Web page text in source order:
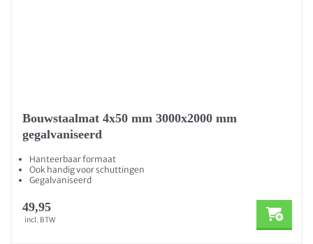
Bouwstaalmat 4x50 mm 3000x2000 mm
gegalvaniseerd
Hanteerbaar formaat
Ook handig voor schuttingen
Gegalvaniseerd
49,95
incl. BTW